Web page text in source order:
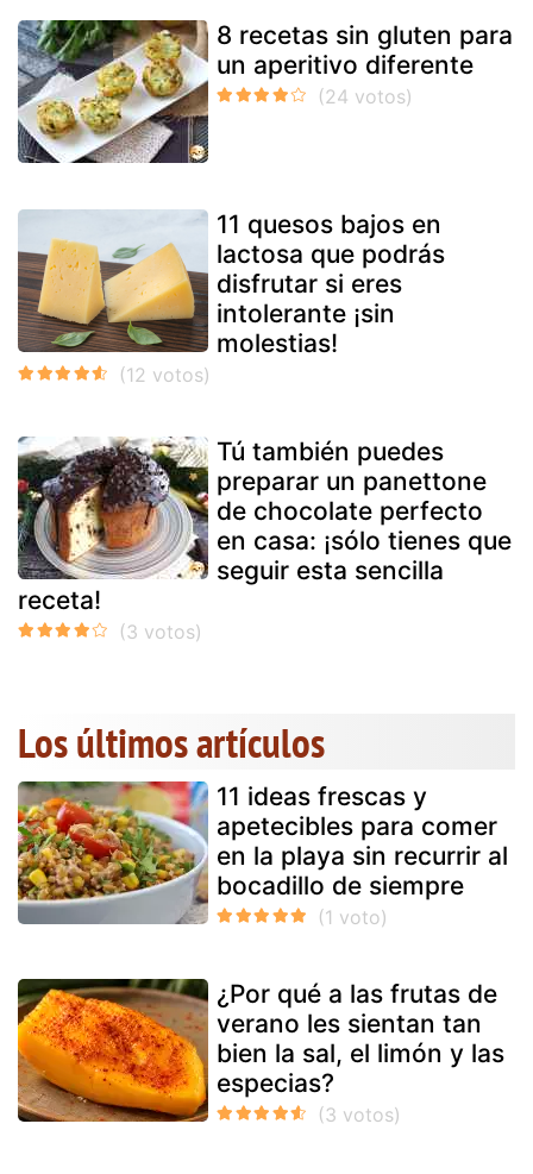
8 recetas sin gluten para
un aperitivo diferente
11 quesos bajos en
lactosa que podrás
disfrutar si eres
intolerante ¡sin
molestias!
Tú también puedes
preparar un panettone
de chocolate perfecto
en casa: ¡sólo tienes que
seguir esta sencilla
receta!
Los últimos artículos
11 ideas frescas y
apetecibles para comer
en la playa sin recurrir al
bocadillo de siempre
¿Por qué a las frutas de
verano les sientan tan
bien la sal, el limón y las
especias?